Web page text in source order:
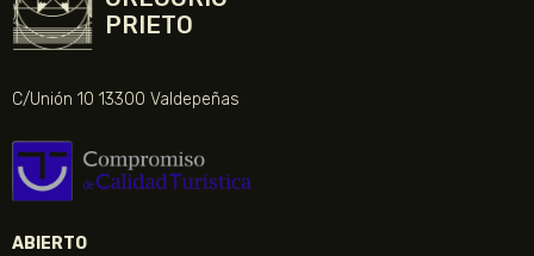
PRIETO
C/Unión 10 13300 Valdepeñas
ABIERTO